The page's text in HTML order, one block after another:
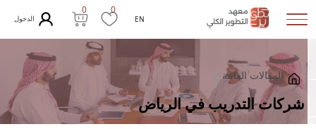
EN
0
0
الدخول
المقالات العامة
شركات التدريب في الرياض